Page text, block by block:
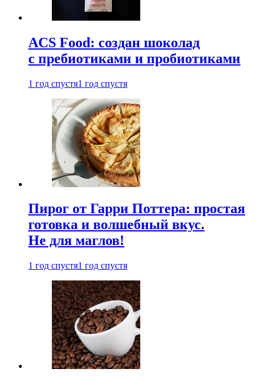
ACS Food: создан шоколад
с пребиотиками и пробиотиками
1 год спустя1 год спустя
Пирог от Гарри Поттера: простая
готовка и волшебный вкус.
Не для маглов!
1 год спустя1 год спустя